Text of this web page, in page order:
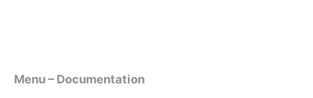
Menu – Documentation